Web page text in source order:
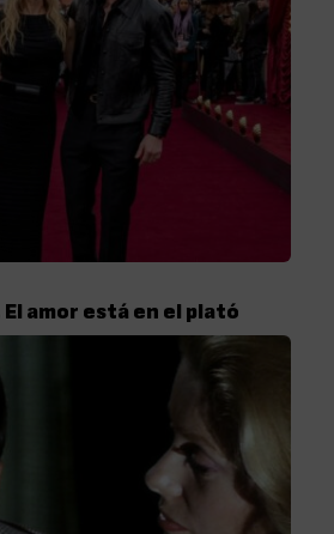
El amor está en el plató